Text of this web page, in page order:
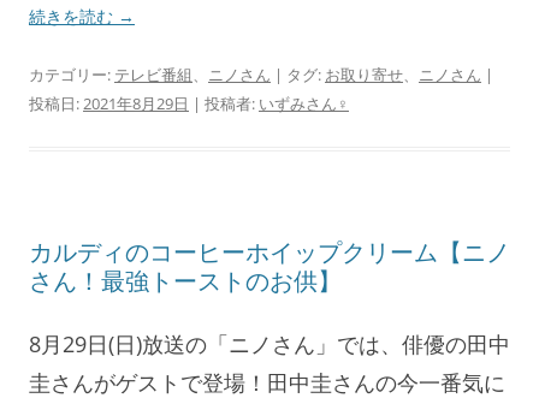
続きを読む →
カテゴリー: テレビ番組、 ニノさん | タグ: お取り寄せ、 ニノさん |
投稿日:2021年8月29日 | 投稿者: いずみさん♀
カルディのコーヒーホイップクリーム【ニノ
さん！最強トーストのお供】
8月29日(日)放送の「ニノさん」では、俳優の田中
圭さんがゲストで登場！田中圭さんの今一番気に